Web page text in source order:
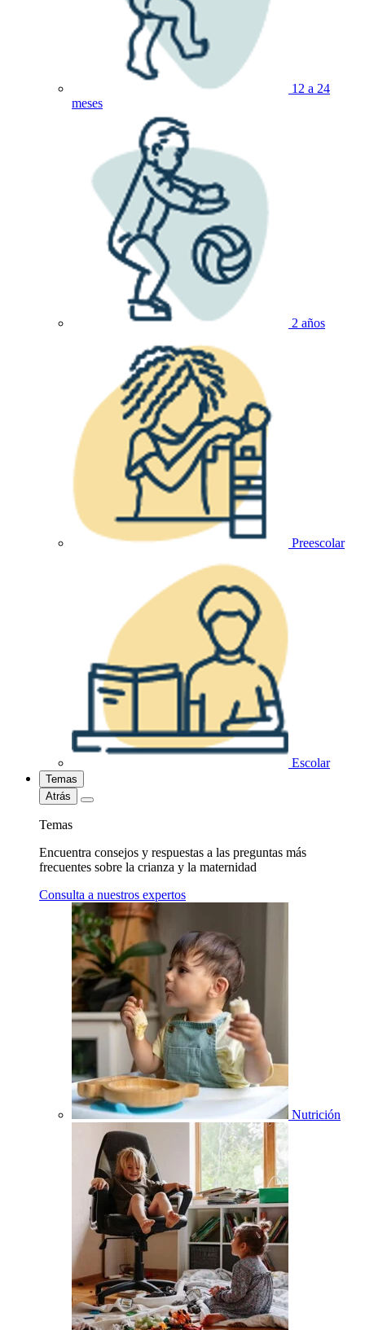
12 a 24
meses
2 años
Preescolar
Escolar
Temas
Atrás
Temas
Encuentra consejos y respuestas a las preguntas más
frecuentes sobre la crianza y la maternidad
Consulta a nuestros expertos
Nutrición